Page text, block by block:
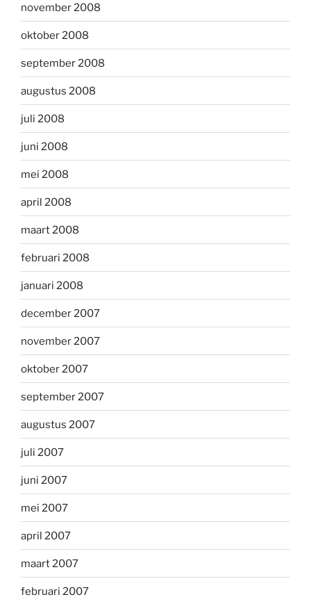
november 2008
oktober 2008
september 2008
augustus 2008
juli 2008
juni 2008
mei 2008
april 2008
maart 2008
februari 2008
januari 2008
december 2007
november 2007
oktober 2007
september 2007
augustus 2007
juli 2007
juni 2007
mei 2007
april 2007
maart 2007
februari 2007